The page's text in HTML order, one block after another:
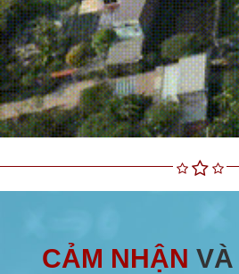
CẢM NHẬN VÀ